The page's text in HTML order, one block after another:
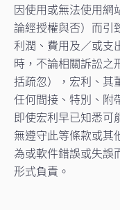
因使用或無法使用網
論經授權與否）而引
利潤、費用及／或支
時，不論相關訴訟之
括疏忽），宏利、其
任何間接、特別、附
即使宏利早已知悉可
無遵守此等條款或其
為或軟件錯誤或失誤
形式負責。